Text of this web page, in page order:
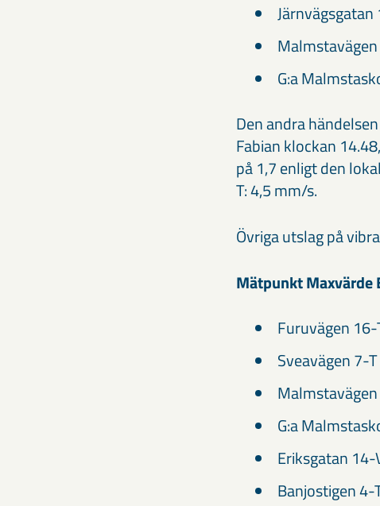
G:a
Den andra
Fabian klockan
på 1,7 enligt den
T: 4,5 mm/s.
Övriga utslag på
Mätpunkt Maxvärde
Furuvägen
Sveavägen 7-
G:a
Eriksgatan
Banjostigen